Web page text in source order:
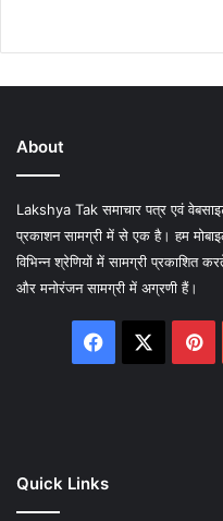
About
Lakshya Tak समाचार पत्र एवं
प्रकाशन सामग्री में से एक है। हम
विभिन्न श्रेणियों में सामग्री प्रकाशित
और मनोरंजन सामग्री में अग्रणी हैं।
Facebook
Quick Links